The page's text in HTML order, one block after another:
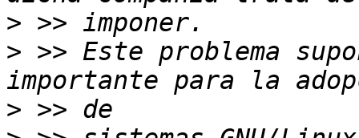
>
> >> Este problema
>